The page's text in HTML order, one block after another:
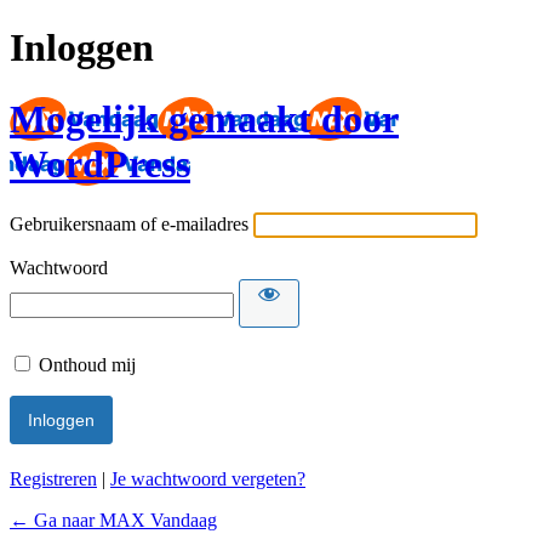
Inloggen
Mogelijk gemaakt door
WordPress
Gebruikersnaam of e-mailadres
Wachtwoord
Onthoud mij
Registreren | Je wachtwoord vergeten?
← Ga naar MAX Vandaag